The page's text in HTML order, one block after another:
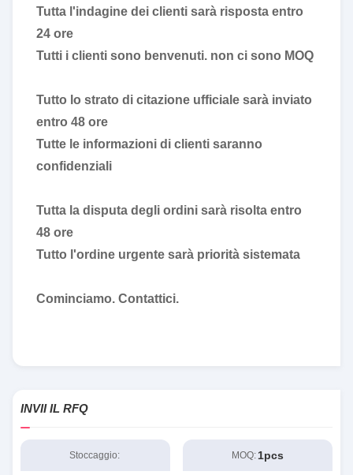
Tutta l'indagine dei clienti sarà risposta entro
24 ore
Tutti i clienti sono benvenuti. non ci sono MOQ
Tutto lo strato di citazione ufficiale sarà inviato
entro 48 ore
Tutte le informazioni di clienti saranno
confidenziali
Tutta la disputa degli ordini sarà risolta entro
48 ore
Tutto l'ordine urgente sarà priorità sistemata
Cominciamo. Contattici.
INVII IL RFQ
Stoccaggio: MOQ: 1pcs